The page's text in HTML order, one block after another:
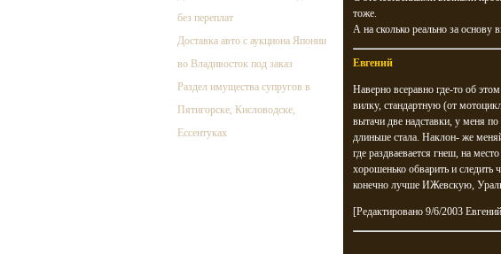
без переплат
Доставка авто с аукциона Японии
во Владивосток под заказ
Раздел имущества супругов в
Пятигорске, Кисловодске,
Ессентуках
тоже.
А на сколько реально за основу
Евгений
Наверно всеравно где-то об
вилку, стандартную (от
вытачи две надставки, у меня
длиньше стала. Наклон- же
где раздваевается гнеш, на
хорошенько обварить и следить
конечно лучше ИЖевскую,
[Редактировано 9/6/2003